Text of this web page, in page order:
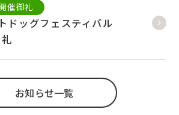
催御礼
ドッグフェスティバル
お知らせ一覧